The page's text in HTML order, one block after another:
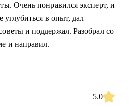
Очень понравился эксперт, и
в опыт, дал
и поддержал. Разобрал со
и направил.
5.0